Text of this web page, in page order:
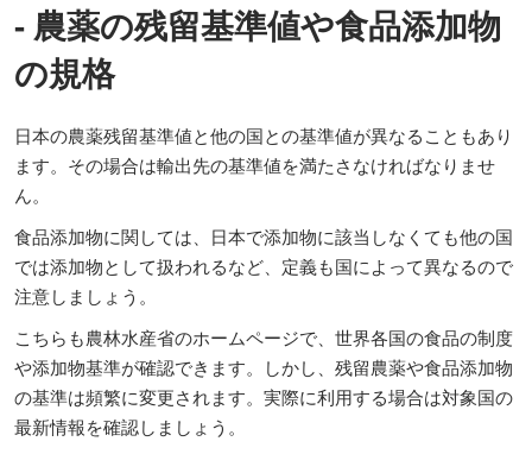
- 農薬の残留基準値や食品添加物
の規格
日本の農薬残留基準値と他の国との基準値が異なることもあり
ます。その場合は輸出先の基準値を満たさなければなりませ
ん。
食品添加物に関しては、日本で添加物に該当しなくても他の国
では添加物として扱われるなど、定義も国によって異なるので
注意しましょう。
こちらも農林水産省のホームページで、世界各国の食品の制度
や添加物基準が確認できます。しかし、残留農薬や食品添加物
の基準は頻繁に変更されます。実際に利用する場合は対象国の
最新情報を確認しましょう。